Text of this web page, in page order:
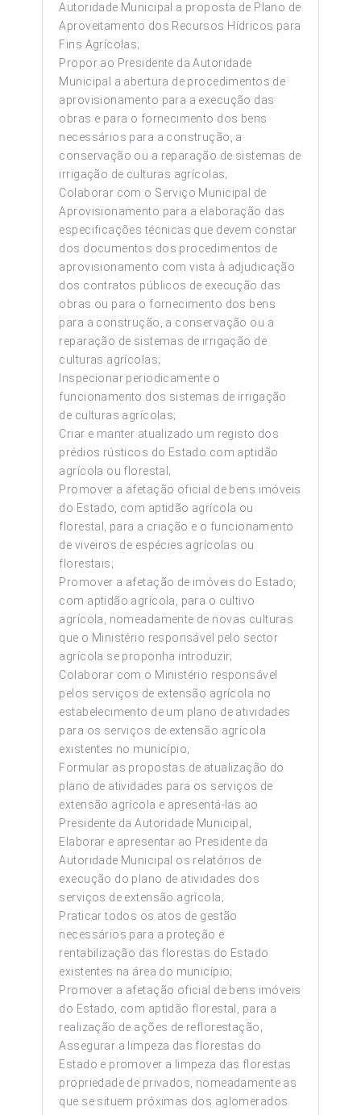
Autoridade Municipal a proposta de Plano de
Aproveitamento dos Recursos Hídricos para
Fins Agrícolas;
Propor ao Presidente da Autoridade
Municipal a abertura de procedimentos de
aprovisionamento para a execução das
obras e para o fornecimento dos bens
necessários para a construção, a
conservação ou a reparação de sistemas de
irrigação de culturas agrícolas;
Colaborar com o Serviço Municipal de
Aprovisionamento para a elaboração das
especificações técnicas que devem constar
dos documentos dos procedimentos de
aprovisionamento com vista à adjudicação
dos contratos públicos de execução das
obras ou para o fornecimento dos bens
para a construção, a conservação ou a
reparação de sistemas de irrigação de
culturas agrícolas;
Inspecionar periodicamente o
funcionamento dos sistemas de irrigação
de culturas agrícolas;
Criar e manter atualizado um registo dos
prédios rústicos do Estado com aptidão
agrícola ou florestal;
Promover a afetação oficial de bens imóveis
do Estado, com aptidão agrícola ou
florestal, para a criação e o funcionamento
de viveiros de espécies agrícolas ou
florestais;
Promover a afetação de imóveis do Estado,
com aptidão agrícola, para o cultivo
agrícola, nomeadamente de novas culturas
que o Ministério responsável pelo sector
agrícola se proponha introduzir;
Colaborar com o Ministério responsável
pelos serviços de extensão agrícola no
estabelecimento de um plano de atividades
para os serviços de extensão agrícola
existentes no município;
Formular as propostas de atualização do
plano de atividades para os serviços de
extensão agrícola e apresentá-las ao
Presidente da Autoridade Municipal;
Elaborar e apresentar ao Presidente da
Autoridade Municipal os relatórios de
execução do plano de atividades dos
serviços de extensão agrícola;
Praticar todos os atos de gestão
necessários para a proteção e
rentabilização das florestas do Estado
existentes na área do município;
Promover a afetação oficial de bens imóveis
do Estado, com aptidão florestal, para a
realização de ações de reflorestação;
Assegurar a limpeza das florestas do
Estado e promover a limpeza das florestas
propriedade de privados, nomeadamente as
que se situem próximas dos aglomerados